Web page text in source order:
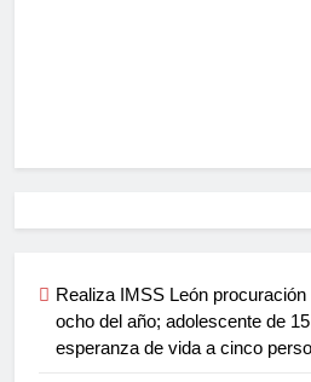
Realiza IMSS León
ocho del año; adolescente de
esperanza de vida a cinco